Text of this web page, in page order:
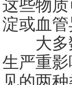
这些物
淀或血
大多数
生严重
见的两